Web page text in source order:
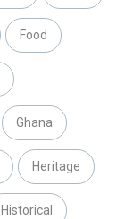
Food
Ghana
Heritage
Historical